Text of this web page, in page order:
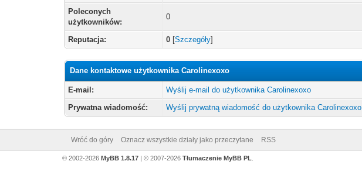
Poleconych
użytkowników:
0
Reputacja: 0 [Szczegóły]
Dane kontaktowe użytkownika Carolinexoxo
E-mail:
Wyślij e-mail do użytkownika Carolinexoxo
Prywatna wiadomość:
Wyślij prywatną wiadomość do użytkownika Carolinexoxo
Wróć do góry Oznacz wszystkie działy jako przeczytane RSS
© 2002-2026 MyBB 1.8.17| © 2007-2026 Tłumaczenie MyBB PL